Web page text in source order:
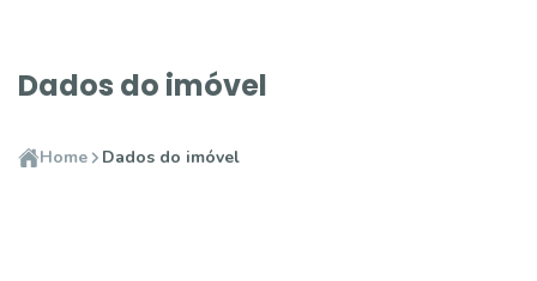
Dados do imóvel
Home Dados do imóvel